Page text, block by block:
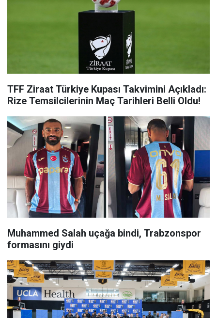
TFF Ziraat Türkiye Kupası Takvimini Açıkladı:
Rize Temsilcilerinin Maç Tarihleri Belli Oldu!
Muhammed Salah uçağa bindi, Trabzonspor
formasını giydi